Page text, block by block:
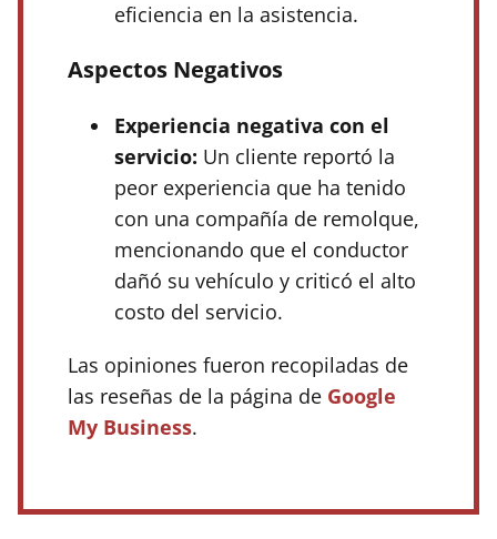
eficiencia en la asistencia.
Aspectos Negativos
Experiencia negativa con el
servicio: Un cliente reportó la
peor experiencia que ha tenido
con una compañía de remolque,
mencionando que el conductor
dañó su vehículo y criticó el alto
costo del servicio.
Las opiniones fueron recopiladas de
las reseñas de la página de Google
My Business.